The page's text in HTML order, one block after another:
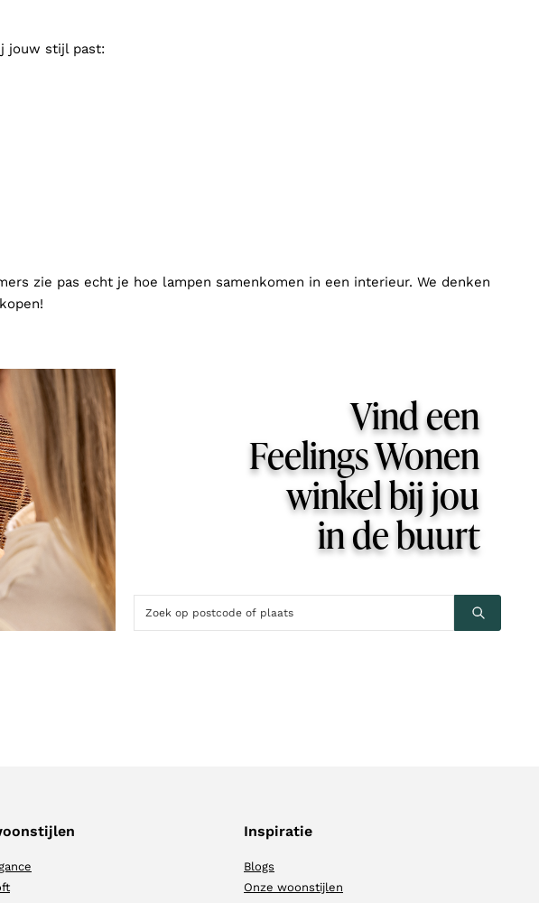
jouw stijl past:
zie pas echt je hoe lampen samenkomen in een interieur. We denken
Vind een
Feelings Wonen
winkel bij jou
in de buurt
Inspiratie
Blogs
Onze woonstijlen